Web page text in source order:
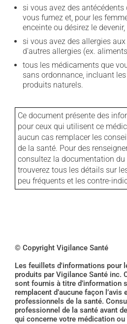
si vous avez des
vous fumez et, pour les
enceinte ou désirez le
si vous avez des allergies
d'autres allergies (ex.
tous les médicaments que
sans ordonnance, incluant
produits naturels.
Ce document présente des
pour ceux qui utilisent ce
aucun cas remplacer les
de la santé. Pour des
consultez la documentation
trouverez tous les détails sur
peu fréquents et les contre-
© Copyright Vigilance Santé
Les feuillets d'informations pour
produits par Vigilance Santé inc.
sont fournis à titre d’information
remplacent d’aucune façon
professionnels de la santé.
professionnel de la santé avant
qui concerne votre médication